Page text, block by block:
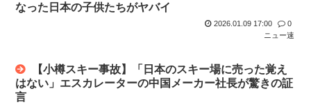
なった日本の子供たちがヤバイ
2026.01.09 17:00
0
ニュー速
【小樽スキー事故】「日本のスキー場に売った覚え
はない」エスカレーターの中国メーカー社長が驚きの証
言